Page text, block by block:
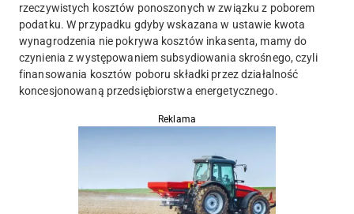
rzeczywistych kosztów ponoszonych w związku z poborem
podatku. W przypadku gdyby wskazana w ustawie kwota
wynagrodzenia nie pokrywa kosztów inkasenta, mamy do
czynienia z występowaniem subsydiowania skrośnego, czyli
finansowania kosztów poboru składki przez działalność
koncesjonowaną przedsiębiorstwa energetycznego.
Reklama